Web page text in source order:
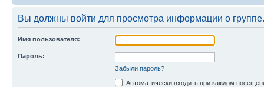
Вы должны войти для просмотра информации о группе.
Имя пользователя:
Пароль:
Забыли пароль?
Автоматически входить при каждом